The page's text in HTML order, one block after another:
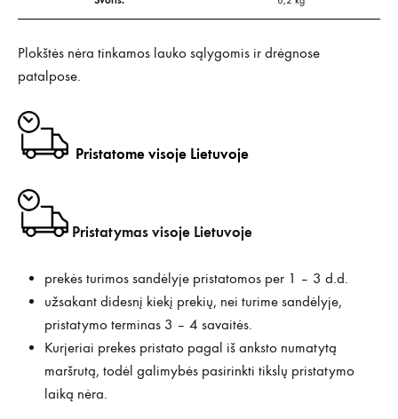
Plokštės nėra tinkamos lauko sąlygomis ir drėgnose
patalpose.
Pristatome visoje Lietuvoje
Pristatymas visoje Lietuvoje
prekės turimos sandėlyje pristatomos per 1 – 3 d.d.
užsakant didesnį kiekį prekių, nei turime sandėlyje,
pristatymo terminas 3 – 4 savaitės.
Kurjeriai prekes pristato pagal iš anksto numatytą
maršrutą, todėl galimybės pasirinkti tikslų pristatymo
laiką nėra.